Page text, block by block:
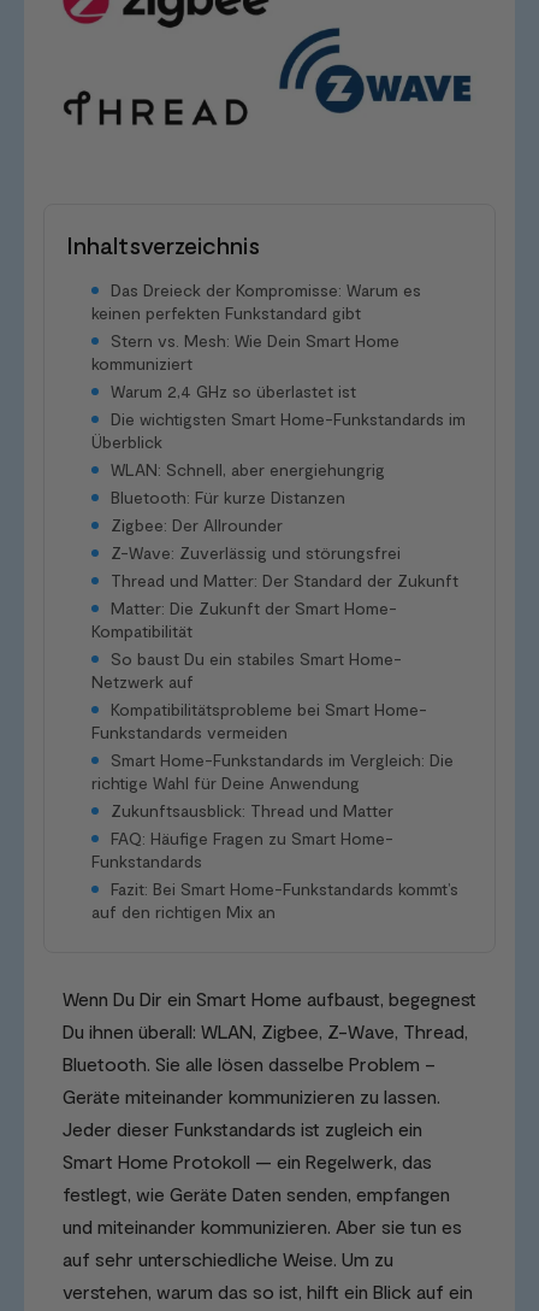
Inhaltsverzeichnis
Das Dreieck der Kompromisse: Warum es
keinen perfekten Funkstandard gibt
Stern vs. Mesh: Wie Dein Smart Home
kommuniziert
Warum 2,4 GHz so überlastet ist
Die wichtigsten Smart Home-Funkstandards im
Überblick
WLAN: Schnell, aber energiehungrig
Bluetooth: Für kurze Distanzen
Zigbee: Der Allrounder
Z-Wave: Zuverlässig und störungsfrei
Thread und Matter: Der Standard der Zukunft
Matter: Die Zukunft der Smart Home-
Kompatibilität
So baust Du ein stabiles Smart Home-
Netzwerk auf
Kompatibilitätsprobleme bei Smart Home-
Funkstandards vermeiden
Smart Home-Funkstandards im Vergleich: Die
richtige Wahl für Deine Anwendung
Zukunftsausblick: Thread und Matter
FAQ: Häufige Fragen zu Smart Home-
Funkstandards
Fazit: Bei Smart Home-Funkstandards kommt’s
auf den richtigen Mix an
Wenn Du Dir ein Smart Home aufbaust, begegnest
Du ihnen überall: WLAN, Zigbee, Z-Wave, Thread,
Bluetooth. Sie alle lösen dasselbe Problem –
Geräte miteinander kommunizieren zu lassen.
Jeder dieser Funkstandards ist zugleich ein
Smart Home Protokoll — ein Regelwerk, das
festlegt, wie Geräte Daten senden, empfangen
und miteinander kommunizieren. Aber sie tun es
auf sehr unterschiedliche Weise. Um zu
verstehen, warum das so ist, hilft ein Blick auf ein